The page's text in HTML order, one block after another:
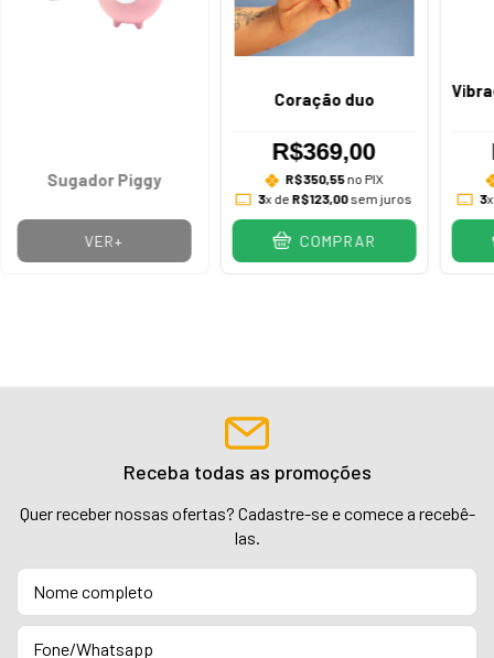
Sugador Piggy
VER+
Coração duo
R$369,00
R$350,55no PIX
3x de R$123,00sem juros
COMPRAR
3
Receba todas as promoções
Quer receber nossas ofertas? Cadastre-se e comece a recebê-
las.